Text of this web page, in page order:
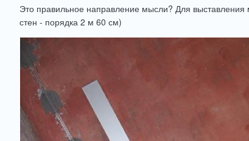
Это правильное направление мысли? Для
стен - порядка 2 м 60 см)